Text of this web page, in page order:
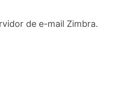
de e-mail Zimbra.